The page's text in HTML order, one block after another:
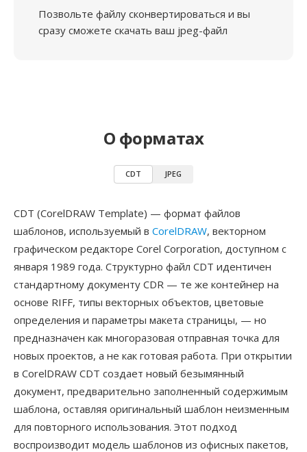
Позвольте файлу сконвертироваться и вы
сразу сможете скачать ваш jpeg-файл
О форматах
CDT JPEG
CDT (CorelDRAW Template) — формат файлов
шаблонов, используемый в CorelDRAW, векторном
графическом редакторе Corel Corporation, доступном с
января 1989 года. Структурно файл CDT идентичен
стандартному документу CDR — те же контейнер на
основе RIFF, типы векторных объектов, цветовые
определения и параметры макета страницы, — но
предназначен как многоразовая отправная точка для
новых проектов, а не как готовая работа. При открытии
в CorelDRAW CDT создает новый безымянный
документ, предварительно заполненный содержимым
шаблона, оставляя оригинальный шаблон неизменным
для повторного использования. Этот подход
воспроизводит модель шаблонов из офисных пакетов,